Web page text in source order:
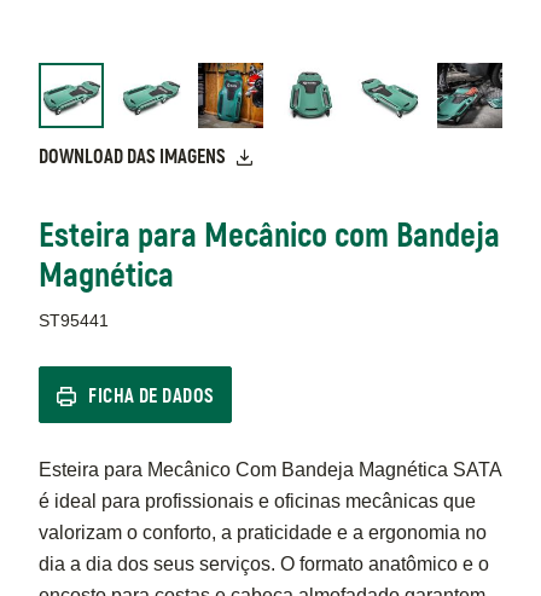
DOWNLOAD DAS IMAGENS
Esteira para Mecânico com Bandeja
Magnética
ST95441
FICHA DE DADOS
Esteira para Mecânico Com Bandeja Magnética SATA
é ideal para profissionais e oficinas mecânicas que
valorizam o conforto, a praticidade e a ergonomia no
dia a dia dos seus serviços. O formato anatômico e o